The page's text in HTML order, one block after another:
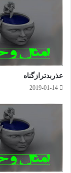
عذربدترازگناه
2019-01-14